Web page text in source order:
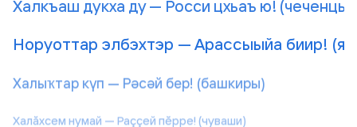
Халыклар күп — Россия бер! (татары)
Халкъаш дукха ду — Росси цхьаъ ю!
Норуоттар элбэхтэр — Арассыыйа биир! (якуты)